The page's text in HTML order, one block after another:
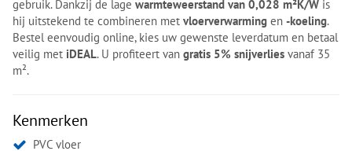
gebruik. Dankzij de lage warmteweerstand van 0,028 m²K/W is
hij uitstekend te combineren met vloerverwarming en -koeling.
Bestel eenvoudig online, kies uw gewenste leverdatum en betaal
veilig met iDEAL. U profiteert van gratis 5% snijverlies vanaf 35
m².
Kenmerken
PVC vloer